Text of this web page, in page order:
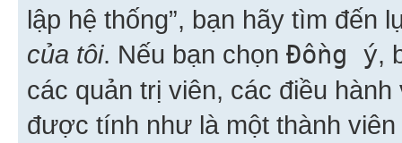
lập hệ thống”, bạn hãy tìm đến
của tôi. Nếu bạn chọn Đồng ý,
các quản trị viên, các điều
được tính như là một thành viên